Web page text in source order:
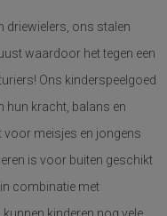
driewielers, ons stalen
waardoor het tegen een
Ons kinderspeelgoed
hun kracht, balans en
meisjes en jongens
is voor buiten geschikt
combinatie met